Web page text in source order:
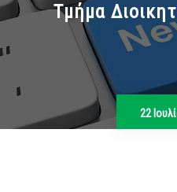
Τμήμα
22